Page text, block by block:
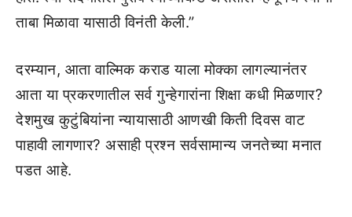
ताबा मिळावा यासाठी विनंती केली.”
दरम्यान, आता वाल्मिक कराड याला मोक्का लागल्यानंतर
आता या प्रकरणातील सर्व गुन्हेगारांना शिक्षा कधी मिळणार?
देशमुख कुटुंबियांना न्यायासाठी आणखी किती दिवस वाट
पाहावी लागणार? असाही प्रश्न सर्वसामान्य जनतेच्या मनात
पडत आहे.